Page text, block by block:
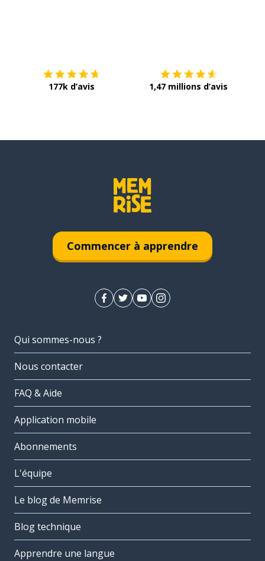
177k d’avis 1,47 millions d’avis
Commencer à apprendre
Qui sommes-nous ?
Nous contacter
FAQ & Aide
Application mobile
Abonnements
L'équipe
Le blog de Memrise
Blog technique
Apprendre une langue